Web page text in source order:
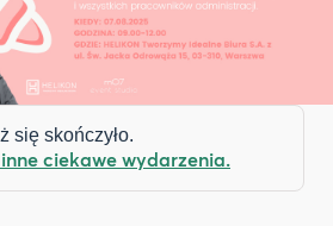
się skończyło.
ciekawe wydarzenia.